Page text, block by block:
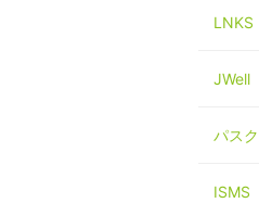
LNKS
JWell
パス
ISMS